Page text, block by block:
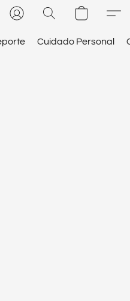
Cuidado Personal